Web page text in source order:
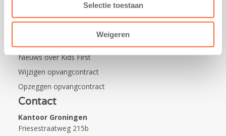
Selectie toestaan
Weigeren
Nieuws over Kids First
Wijzigen opvangcontract
Opzeggen opvangcontract
Contact
Kantoor Groningen
Friesestraatweg 215b